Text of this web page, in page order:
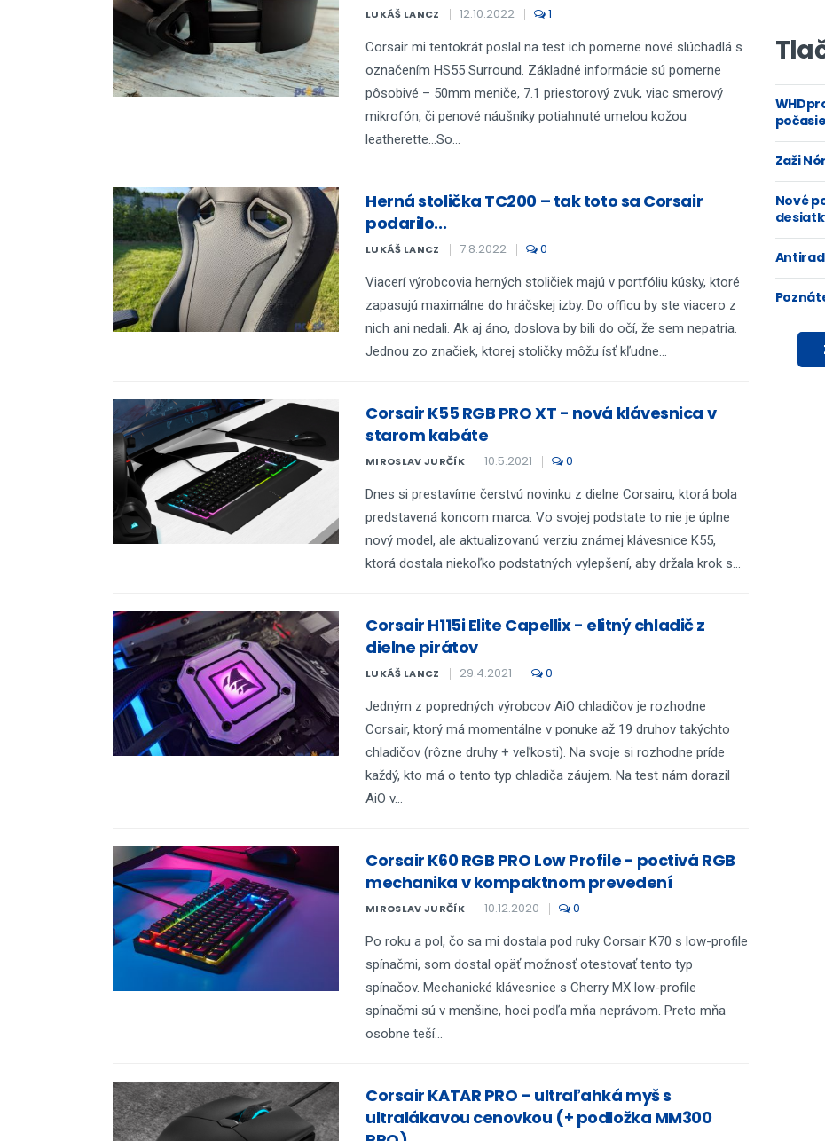
LUKÁŠ LANCZ 12.10.2022 1
Corsair mi tentokrát poslal na test ich pomerne nové slúchadlá s
označením HS55 Surround. Základné informácie sú pomerne
pôsobivé – 50mm meniče, 7.1 priestorový zvuk, viac smerový
mikrofón, či penové náušníky potiahnuté umelou kožou
leatherette...So...
Herná stolička TC200 – tak toto sa Corsair
podarilo...
LUKÁŠ LANCZ 7.8.2022 0
Viacerí výrobcovia herných stoličiek majú v portfóliu kúsky, ktoré
zapasujú maximálne do hráčskej izby. Do officu by ste viacero z
nich ani nedali. Ak aj áno, doslova by bili do očí, že sem nepatria.
Jednou zo značiek, ktorej stoličky môžu ísť kľudne...
Corsair K55 RGB PRO XT - nová klávesnica v
starom kabáte
MIROSLAV JURČÍK 10.5.2021 0
Dnes si prestavíme čerstvú novinku z dielne Corsairu, ktorá bola
predstavená koncom marca. Vo svojej podstate to nie je úplne
nový model, ale aktualizovanú verziu známej klávesnice K55,
ktorá dostala niekoľko podstatných vylepšení, aby držala krok s...
Corsair H115i Elite Capellix - elitný chladič z
dielne pirátov
LUKÁŠ LANCZ 29.4.2021 0
Jedným z popredných výrobcov AiO chladičov je rozhodne
Corsair, ktorý má momentálne v ponuke až 19 druhov takýchto
chladičov (rôzne druhy + veľkosti). Na svoje si rozhodne príde
každý, kto má o tento typ chladiča záujem. Na test nám dorazil
AiO v...
Corsair K60 RGB PRO Low Profile - poctivá RGB
mechanika v kompaktnom prevedení
MIROSLAV JURČÍK 10.12.2020 0
Po roku a pol, čo sa mi dostala pod ruky Corsair K70 s low-profile
spínačmi, som dostal opäť možnosť otestovať tento typ
spínačov. Mechanické klávesnice s Cherry MX low-profile
spínačmi sú v menšine, hoci podľa mňa neprávom. Preto mňa
osobne teší...
Corsair KATAR PRO – ultraľahká myš s
ultralákavou cenovkou (+ podložka MM300
Zaži
Nové